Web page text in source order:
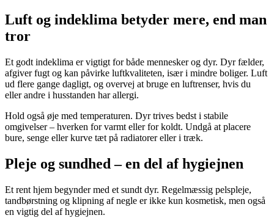
Luft og indeklima betyder mere, end man
tror
Et godt indeklima er vigtigt for både mennesker og dyr. Dyr fælder,
afgiver fugt og kan påvirke luftkvaliteten, især i mindre boliger. Luft
ud flere gange dagligt, og overvej at bruge en luftrenser, hvis du
eller andre i husstanden har allergi.
Hold også øje med temperaturen. Dyr trives bedst i stabile
omgivelser – hverken for varmt eller for koldt. Undgå at placere
bure, senge eller kurve tæt på radiatorer eller i træk.
Pleje og sundhed – en del af hygiejnen
Et rent hjem begynder med et sundt dyr. Regelmæssig pelspleje,
tandbørstning og klipning af negle er ikke kun kosmetisk, men også
en vigtig del af hygiejnen.